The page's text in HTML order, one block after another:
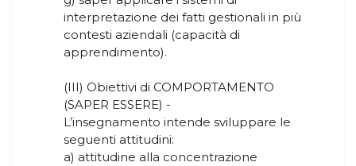
interpretazione dei fatti gestionali in più
contesti aziendali (capacità di
apprendimento).
(III) Obiettivi di COMPORTAMENTO
(SAPER ESSERE) -
L’insegnamento intende sviluppare le
seguenti attitudini:
a) attitudine alla concentrazione